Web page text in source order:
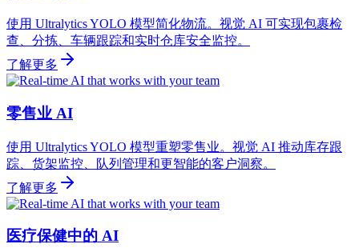
使用 Ultralytics YOLO 模型简化物流。视觉 AI 可实现包裹检
查、分拣、车辆跟踪和实时仓库安全监控。
了解更多
零售业 AI
使用 Ultralytics YOLO 模型重塑零售业。视觉 AI 推动库存跟
踪、货架监控、队列管理和更智能的客户洞察。
了解更多
医疗保健中的 AI